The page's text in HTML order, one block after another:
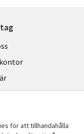
för att tillhandahålla